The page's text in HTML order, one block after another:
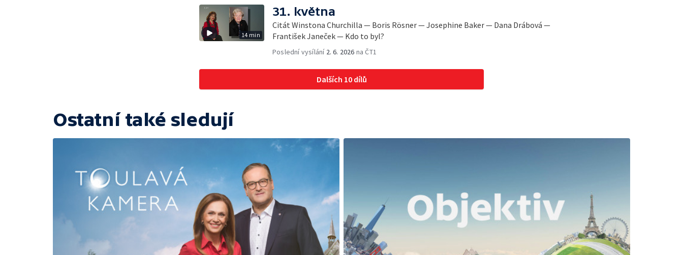
14 min
31. května
Citát Winstona Churchilla — Boris Rösner — Josephine Baker — Dana Drábová —
František Janeček — Kdo to byl?
Poslední vysílání 2. 6. 2026 na ČT1
Dalších 10 dílů
Ostatní také sledují